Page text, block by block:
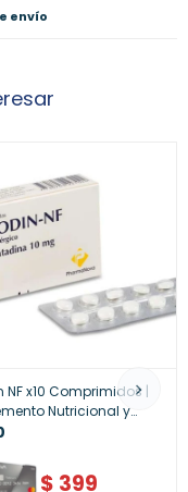
envío
NF x10 Comprimidos |
Nutricional y
General
$ 399